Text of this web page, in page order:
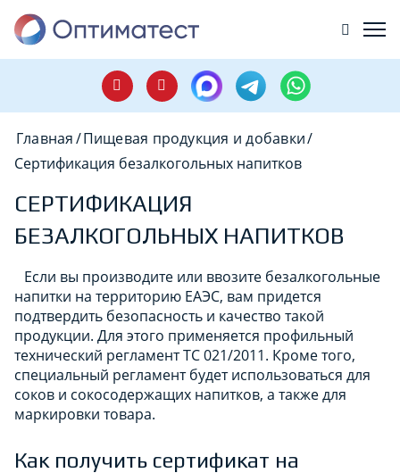
Главная/Пищевая продукция и добавки/
Сертификация безалкогольных напитков
СЕРТИФИКАЦИЯ
БЕЗАЛКОГОЛЬНЫХ НАПИТКОВ
Если вы производите или ввозите безалкогольные
напитки на территорию ЕАЭС, вам придется
подтвердить безопасность и качество такой
продукции. Для этого применяется профильный
технический регламент ТС 021/2011. Кроме того,
специальный регламент будет использоваться для
соков и сокосодержащих напитков, а также для
маркировки товара.
Как получить сертификат на